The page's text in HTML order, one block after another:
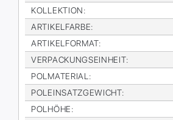
KOL­LEK­TI­ON:
AR­TI­KEL­FAR­BE:
AR­TI­KEL­FOR­MAT:
VER­PA­CKUNGS­EIN­HEIT:
POL­MA­TE­RI­AL:
POL­EIN­SATZ­GE­WICHT:
POL­HÖ­HE: